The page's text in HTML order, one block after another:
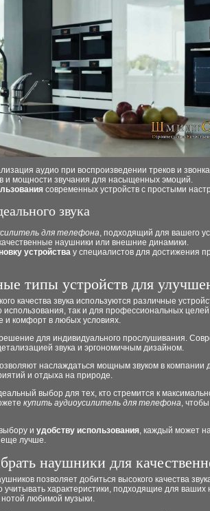
аудио при воспроизведении треков и
и мощности звучания для насыщенных эмоций.
современных устройств с простыми
звука
для телефона, подходящий для вашего
наушники или внешние динамики.
устройства у специалистов для достижения
типы устройств для
качества звука используются различные
использования, так и для профессиональных
и комфорт в любых условиях.
для индивидуального прослушивания.
звука и эргономичным дизайном.
наслаждаться мощным звуком в компании
и отдыха на природе.
выбор для тех, кто стремится к
купить аудиоусилитель для телефона,
и удобству использования, каждый может
еще лучше.
наушники для
позволяет добиться высокого качества
учитывать характеристики, подходящие для ваших
любимой музыки.